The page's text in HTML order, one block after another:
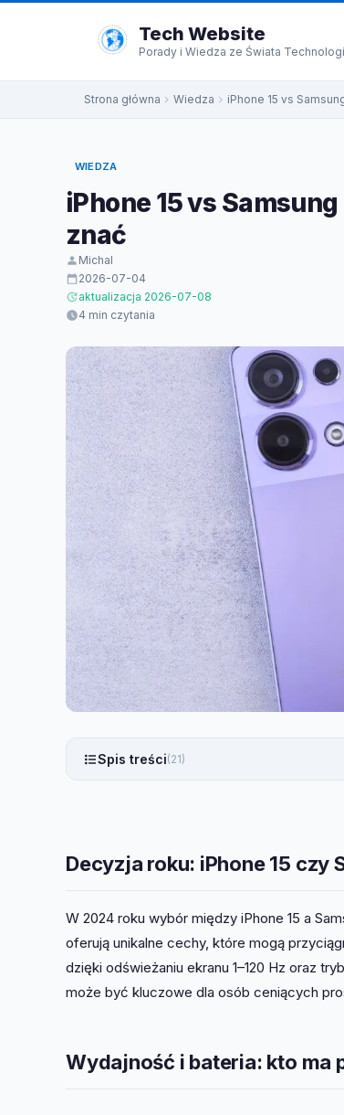
do
Tech Website
Porady i Wiedza ze Świata
Strona główna Wiedza iPhone 15 vs
WIEDZA
iPhone 15 vs
znać
Michal
2026-07-04
aktualizacja 2026-07-08
4 min czytania
Spis treści(21)
Decyzja roku: iPhone 15 czy
W 2024 roku wybór między iPhone 15 a
oferują unikalne cechy, które mogą
dzięki odświeżaniu ekranu 1–120 Hz oraz
może być kluczowe dla osób ceniących
Wydajność i bateria: kto ma